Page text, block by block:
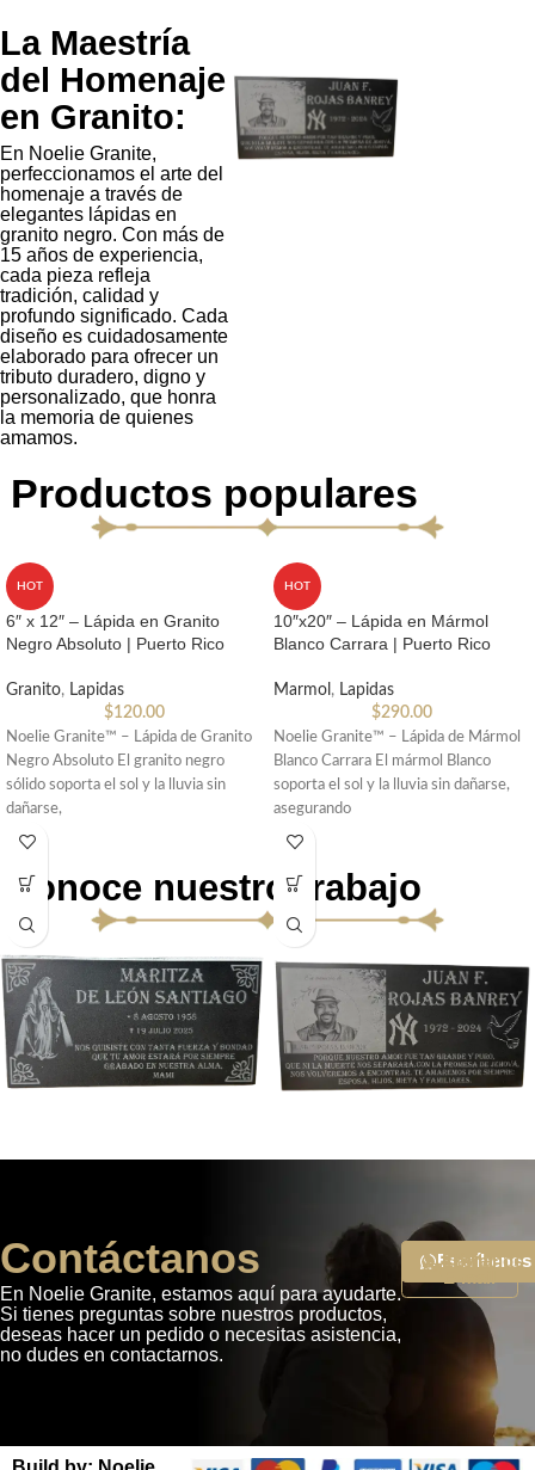
La Maestría
del Homenaje
en Granito:
En Noelie Granite,
perfeccionamos el arte del
homenaje a través de
elegantes lápidas en
granito negro. Con más de
15 años de experiencia,
cada pieza refleja
tradición, calidad y
profundo significado. Cada
diseño es cuidadosamente
elaborado para ofrecer un
tributo duradero, digno y
personalizado, que honra
la memoria de quienes
amamos.
Productos populares
HOT
6″ x 12″ – Lápida en Granito
Negro Absoluto | Puerto Rico
Granito, Lapidas
$120.00
Noelie Granite™ – Lápida de Granito
Negro Absoluto El granito negro
sólido soporta el sol y la lluvia sin
dañarse,
HOT
10″x20″ – Lápida en Mármol
Blanco Carrara | Puerto Rico
Marmol , Lapidas
$290.00
Noelie Granite™ – Lápida de Mármol
Blanco Carrara El mármol Blanco
soporta el sol y la lluvia sin dañarse,
asegurando
Conoce nuestro trabajo
Contáctanos
En Noelie Granite, estamos aquí para ayudarte.
Si tienes preguntas sobre nuestros productos,
deseas hacer un pedido o necesitas asistencia,
no dudes en contactarnos.
Escríbenos
Enviar
Llámanos